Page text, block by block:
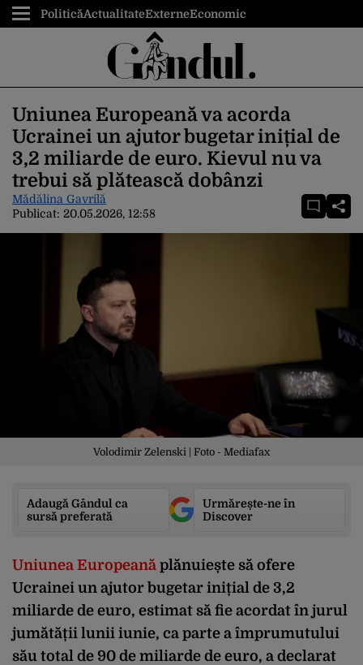
PoliticăActualitateExterneEconomic
Uniunea Europeană va acorda
Ucrainei un ajutor bugetar inițial de
3,2 miliarde de euro. Kievul nu va
trebui să plătească dobânzi
Mădălina Gavrilă
Publicat: 20.05.2026, 12:58
Volodimir Zelenski | Foto - Mediafax
Adaugă Gândul ca
sursă preferată
Urmărește-ne în
Discover
Uniunea Europeană plănuiește să ofere
Ucrainei un ajutor bugetar inițial de 3,2
miliarde de euro, estimat să fie acordat în jurul
jumătății lunii iunie, ca parte a împrumutului
său total de 90 de miliarde de euro, a declarat